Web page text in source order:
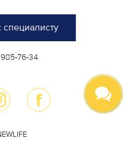
специалисту
985-76-34